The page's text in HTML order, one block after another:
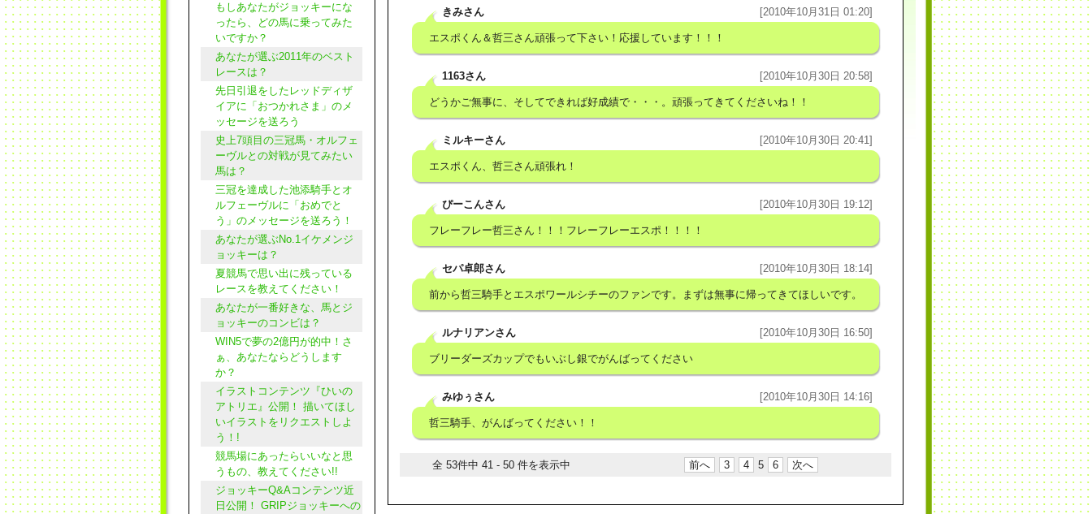
もしあなたがジョッキーにな
ったら、どの馬に乗ってみた
いですか？
あなたが選ぶ2011年のベスト
レースは？
先日引退をしたレッドディザ
イアに「おつかれさま」のメ
ッセージを送ろう
史上7頭目の三冠馬・オルフェ
ーヴルとの対戦が見てみたい
馬は？
三冠を達成した池添騎手とオ
ルフェーヴルに「おめでと
う」のメッセージを送ろう！
あなたが選ぶNo.1イケメンジ
ョッキーは？
夏競馬で思い出に残っている
レースを教えてください！
あなたが一番好きな、馬とジ
ョッキーのコンビは？
WIN5で夢の2億円が的中！さ
ぁ、あなたならどうします
か？
イラストコンテンツ『ひいの
アトリエ』公開！ 描いてほし
いイラストをリクエストしよ
う！!
競馬場にあったらいいなと思
うもの、教えてください!!
ジョッキーQ&Aコンテンツ近
日公開！ GRIPジョッキーへの
きみさん [2010年10月31日 01:20]
エスポくん＆哲三さん頑張って下さい！応援しています！！！
1163さん [2010年10月30日 20:58]
どうかご無事に、そしてできれば好成績で・・・。頑張ってきてくださいね！！
ミルキーさん [2010年10月30日 20:41]
エスポくん、哲三さん頑張れ！
ぴーこんさん [2010年10月30日 19:12]
フレーフレー哲三さん！！！フレーフレーエスポ！！！！
セパ卓郎さん [2010年10月30日 18:14]
前から哲三騎手とエスポワールシチーのファンです。まずは無事に帰ってきてほしいです。
ルナリアンさん [2010年10月30日 16:50]
ブリーダーズカップでもいぶし銀でがんばってください
みゆぅさん [2010年10月30日 14:16]
哲三騎手、がんばってください！！
全 53件中 41 - 50 件を表示中 前へ 3 4 5 6 次へ